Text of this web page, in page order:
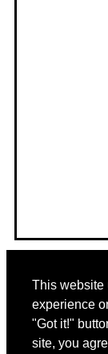
This website
experience
"Got it!"
site, you
Отказ от